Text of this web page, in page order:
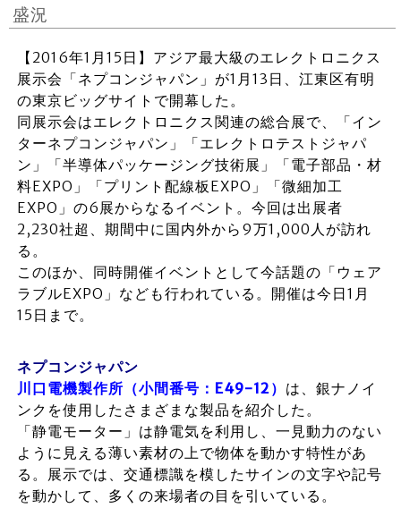
盛況
【2016年1月15日】アジア最大級のエレクトロニクス
展示会「ネプコンジャパン」が1月13日、江東区有明
の東京ビッグサイトで開幕した。
同展示会はエレクトロニクス関連の総合展で、「イン
ターネプコンジャパン」「エレクトロテストジャパ
ン」「半導体パッケージング技術展」「電子部品・材
料EXPO」「プリント配線板EXPO」「微細加工
EXPO」の6展からなるイベント。今回は出展者
2,230社超、期間中に国内外から9万1,000人が訪れ
る。
このほか、同時開催イベントとして今話題の「ウェア
ラブルEXPO」なども行われている。開催は今日1月
15日まで。
ネプコンジャパン
川口電機製作所（小間番号：E49-12） は、銀ナノイ
ンクを使用したさまざまな製品を紹介した。
「静電モーター」は静電気を利用し、一見動力のない
ように見える薄い素材の上で物体を動かす特性があ
る。展示では、交通標識を模したサインの文字や記号
を動かして、多くの来場者の目を引いている。